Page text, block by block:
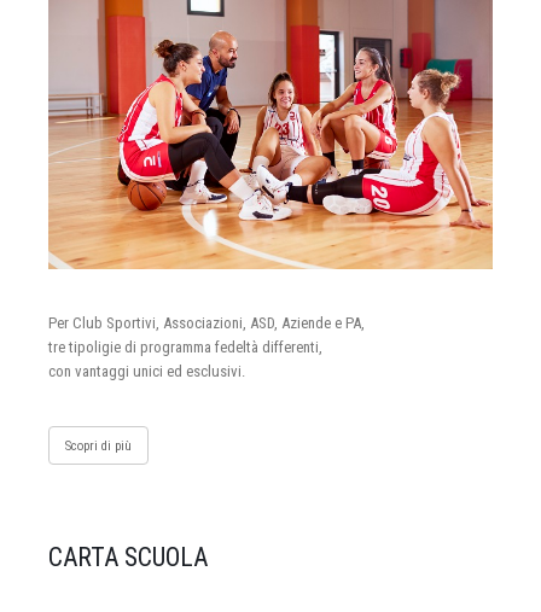
Per Club Sportivi, Associazioni, ASD, Aziende e PA,
tre tipoligie di programma fedeltà differenti,
con vantaggi unici ed esclusivi.
Scopri di più
CARTA SCUOLA